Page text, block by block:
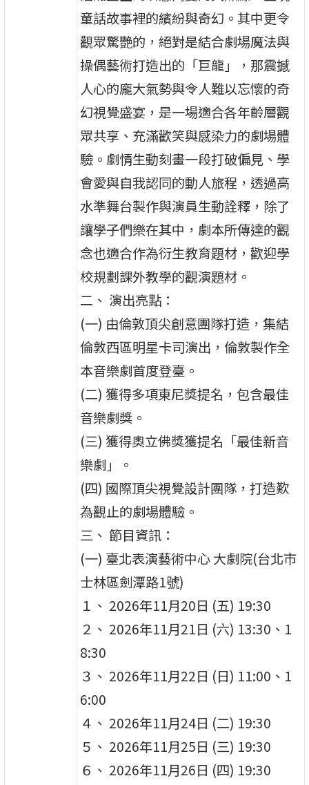
童話故事裡的繽紛與奇幻。其中更令
觀眾驚艷的，絕對是結合劇場魔法與
操偶藝術打造出的「巨龍」，那震撼
人心的龐大氣勢與令人難以忘懷的奇
幻視覺盛宴，是一場適合各年齡層觀
眾共享、充滿歡笑與感染力的劇場體
驗。劇情生動刻畫一段打破偏見、學
會愛與自我認同的動人旅程，透過高
水準舞台製作與演員生動詮釋，除了
讓學子們樂在其中，劇本所傳達的觀
念也適合作為衍生教育題材，歡迎學
校規劃課外教學的觀演題材。
二、 演出亮點：
(一) 由倫敦頂尖創意團隊打造，集結
倫敦西區明星卡司演出，倫敦製作全
本音樂劇首度登臺。
(二) 獲得多項東尼獎提名，包含最佳
音樂劇獎。
(三) 獲得奧立佛獎獲提名「最佳新音
樂劇」。
(四) 國際頂尖視覺設計團隊，打造歎
為觀止的劇場體驗。
三、 節目資訊：
(一) 臺北表演藝術中心 大劇院(台北市
士林區劍潭路1號)
１、 2026年11月20日 (五) 19:30
２、 2026年11月21日 (六) 13:30、1
8:30
３、 2026年11月22日 (日) 11:00、1
6:00
４、 2026年11月24日 (二) 19:30
５、 2026年11月25日 (三) 19:30
６、 2026年11月26日 (四) 19:30